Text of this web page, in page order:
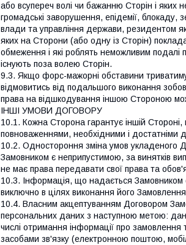
або всупереч волі чи бажанню Сторін і яких
громадські заворушення, епідемії, блокаду,
влади та управління держави, резидентом
яких на Сторони (або одну із Сторін)
обмеження і які роблять неможливим подалі
існують поза волею Сторін.
9.3. Якщо форс-мажорні обставини
відмовитись від подальшого виконання
права на відшкодування іншою Стороною
ІНШІ УМОВИ ДОГОВОРУ
10.1. Кожна Сторона гарантує іншій
повноваженнями, необхідними і достатніми
10.2. Одностороння зміна умов укладеного
Замовником є неприпустимою, за винятків
не має права передавати свої права та
10.3. Інформація, що надається Замовником
виключно в цілях виконання його
10.4. Власним акцептуванням Договором
персональних даних з наступною метою:
числі отримання інформації про
засобами зв'язку (електронною поштою,